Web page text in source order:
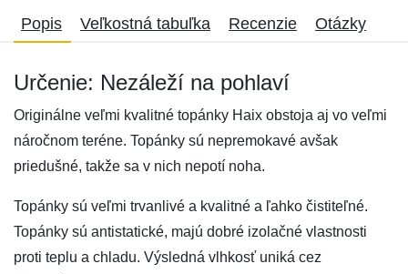
Popis Veľkostná tabuľka Recenzie Otázky
Určenie: Nezáleží na pohlaví
Originálne veľmi kvalitné topánky Haix obstoja aj vo veľmi
náročnom teréne. Topánky sú nepremokavé avšak
priedušné, takže sa v nich nepotí noha.
Topánky sú veľmi trvanlivé a kvalitné a ľahko čistiteľné.
Topánky sú antistatické, majú dobré izolačné vlastnosti
proti teplu a chladu. Výsledná vlhkosť uniká cez